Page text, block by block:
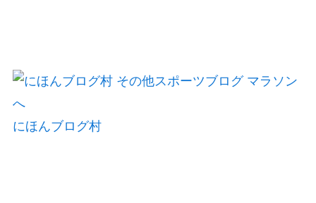
にほんブログ村